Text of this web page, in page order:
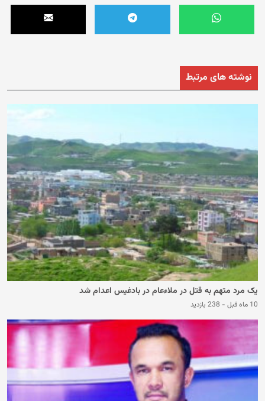
نوشته های مرتبط
یک مرد متهم به قتل در ملاءعام در بادغیس اعدام شد
10 ماه قبل - 238 بازدید